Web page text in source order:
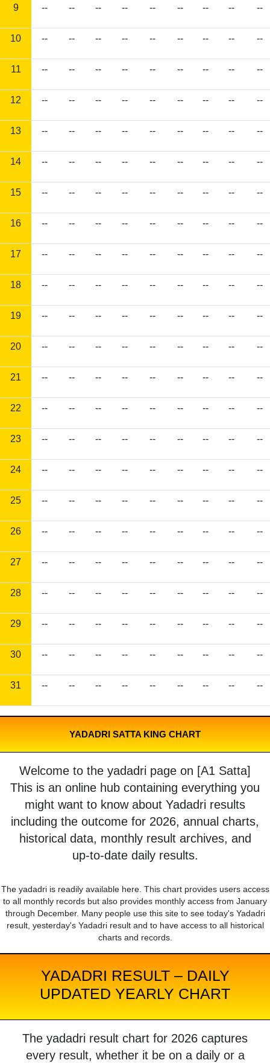
9 -- -- -- -- -- -- -- -- --
10 -- -- -- -- -- -- -- -- --
11 -- -- -- -- -- -- -- -- --
12 -- -- -- -- -- -- -- -- --
13 -- -- -- -- -- -- -- -- --
14 -- -- -- -- -- -- -- -- --
15 -- -- -- -- -- -- -- -- --
16 -- -- -- -- -- -- -- -- --
17 -- -- -- -- -- -- -- -- --
18 -- -- -- -- -- -- -- -- --
19 -- -- -- -- -- -- -- -- --
20 -- -- -- -- -- -- -- -- --
21 -- -- -- -- -- -- -- -- --
22 -- -- -- -- -- -- -- -- --
23 -- -- -- -- -- -- -- -- --
24 -- -- -- -- -- -- -- -- --
25 -- -- -- -- -- -- -- -- --
26 -- -- -- -- -- -- -- -- --
27 -- -- -- -- -- -- -- -- --
28 -- -- -- -- -- -- -- -- --
29 -- -- -- -- -- -- -- -- --
30 -- -- -- -- -- -- -- -- --
31 -- -- -- -- -- -- -- -- --
YADADRI SATTA KING CHART
Welcome to the yadadri page on [A1 Satta]
This is an online hub containing everything you
might want to know about Yadadri results
including the outcome for 2026, annual charts,
historical data, monthly result archives, and
up-to-date daily results.
The yadadri is readily available here. This chart provides users access
to all monthly records but also provides monthly access from January
through December. Many people use this site to see today's Yadadri
result, yesterday's Yadadri result and to have access to all historical
charts and records.
YADADRI RESULT – DAILY
UPDATED YEARLY CHART
The yadadri result chart for 2026 captures
every result, whether it be on a daily or a